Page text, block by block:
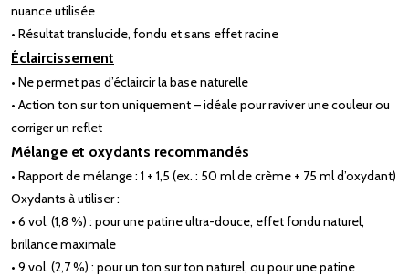
nuance utilisée
• Résultat translucide, fondu et sans effet racine
Éclaircissement
• Ne permet pas d’éclaircir la base naturelle
• Action ton sur ton uniquement – idéale pour raviver une couleur ou
corriger un reflet
Mélange et oxydants recommandés
• Rapport de mélange : 1 + 1,5 (ex. : 50 ml de crème + 75 ml d’oxydant)
Oxydants à utiliser :
• 6 vol. (1,8 %) : pour une patine ultra-douce, effet fondu naturel,
brillance maximale
• 9 vol. (2,7 %) : pour un ton sur ton naturel, ou pour une patine